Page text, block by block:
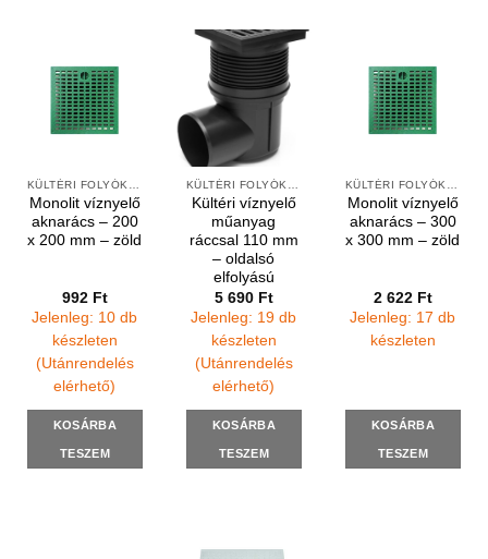
Monolit víznyelő
aknarács – 200
x 200 mm – zöld
992 Ft
Jelenleg: 10 db
készleten
(Utánrendelés
elérhető)
KOSÁRBA
TESZEM
Kültéri víznyelő
műanyag
ráccsal 110 mm
– oldalsó
elfolyású
5 690 Ft
Jelenleg: 19 db
készleten
(Utánrendelés
elérhető)
KOSÁRBA
TESZEM
Monolit víznyelő
aknarács – 300
x 300 mm – zöld
2 622 Ft
Jelenleg: 17 db
készleten
KOSÁRBA
TESZEM